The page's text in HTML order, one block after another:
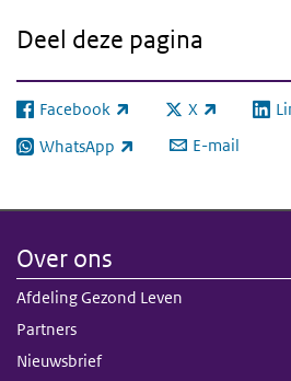
Deel deze pagina
Facebook
(externe link) X
(externe link)
WhatsApp
(externe link) E-mail
Over ons
Afdeling Gezond Leven
Partners
Nieuwsbrief